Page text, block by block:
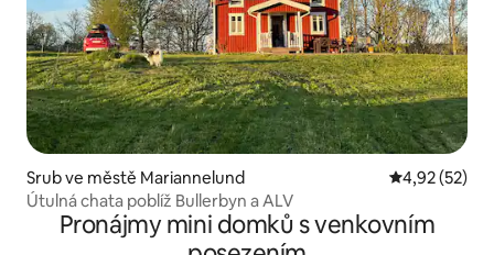
Srub ve městě Mariannelund Průměrné
4,92 (52)
Útulná chata poblíž Bullerbyn a ALV
Pronájmy mini domků s venkovním